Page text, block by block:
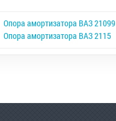
Опора амортизатора ВАЗ 21099
Опора амортизатора ВАЗ 2115